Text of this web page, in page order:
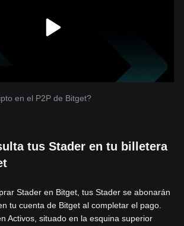
en el P2P de Bitget?
tus Stader en tu billetera
Stader en Bitget, tus Stader se abonarán
tu cuenta de Bitget al completar el pago.
Activos, situado en la esquina superior